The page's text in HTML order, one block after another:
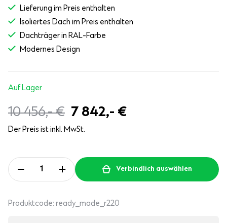
Lieferung im Preis enthalten
Isoliertes Dach im Preis enthalten
Dachträger in RAL-Farbe
Modernes Design
Auf Lager
10 456,-€ 7 842,- €
Der Preis ist inkl. MwSt.
Verbindlich auswählen
Produktcode: ready_made_r220